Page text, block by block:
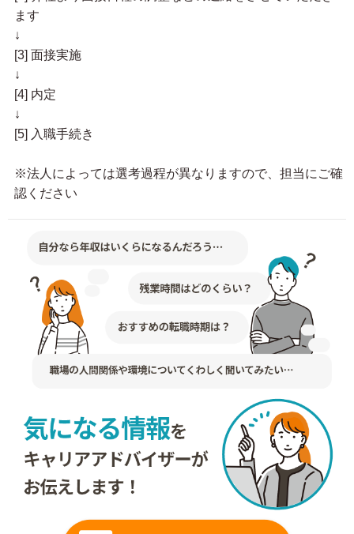
ます
↓
[3] 面接実施
↓
[4] 内定
↓
[5] 入職手続き
※法人によっては選考過程が異なりますので、担当にご確
認ください